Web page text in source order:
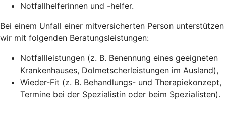
Notfallhelferinnen und -helfer.
Bei einem Unfall einer mitversicherten Person unterstützen
wir mit folgenden Beratungsleistungen:
Notfallleistungen (z. B. Benennung eines geeigneten
Krankenhauses, Dolmetscherleistungen im Ausland),
Wieder-Fit (z. B. Behandlungs- und Therapiekonzept,
Termine bei der Spezialistin oder beim Spezialisten).